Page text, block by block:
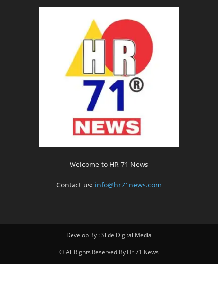
Welcome to HR 71 News
Contact us: info@hr71news.com
Develop By : Slide Digital Media
© All Rights Reserved By Hr 71 News